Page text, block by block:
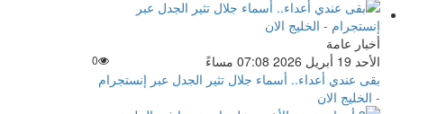
أخبار عامة
الأحد 19 أبريل 2026 07:08 مساءً
0
بقى عندي أعداء.. أسماء جلال تثير الجدل عبر إنستجرام
- الخليج الان